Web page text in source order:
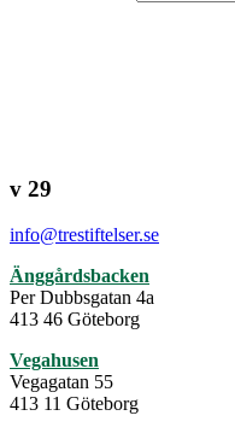
v 29
info@trestiftelser.se
Änggårdsbacken
Per Dubbsgatan 4a
413 46 Göteborg
Vegahusen
Vegagatan 55
413 11 Göteborg